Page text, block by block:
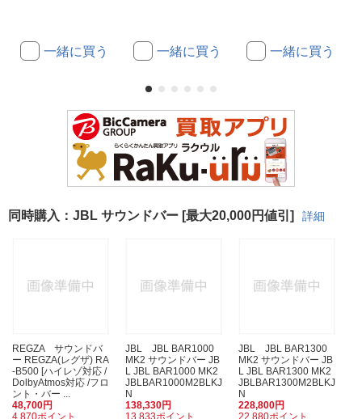
一緒に買う 一緒に買う 一緒に買う
同時購入：JBL サウンドバー [最大20,000円値引] 詳細
REGZA サウンドバ
ー REGZA(レグザ) RA
-B500 [ハイレゾ対応 /
DolbyAtmos対応 /フロ
ント・バー ...
48,700円
4,870ポイント
JBL JBL BAR1000
MK2 サウンドバー JB
L JBL BAR1000 MK2
JBLBAR1000M2BLKJ
N
138,330円
13,833ポイント
JBL JBL BAR1300
MK2 サウンドバー JB
L JBL BAR1300 MK2
JBLBAR1300M2BLKJ
N
228,800円
22,880ポイント